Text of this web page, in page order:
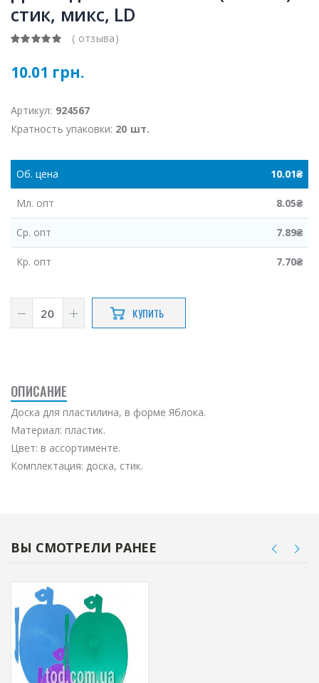
стик, микс, LD
( отзыва)
10.01 грн.
Артикул: 924567
Кратность упаковки: 20 шт.
Об. цена 10.01₴
Мл. опт 8.05₴
Ср. опт 7.89₴
Кр. опт 7.70₴
КУПИТЬ
ОПИСАНИЕ
Доска для пластилина, в форме Яблока.
Материал: пластик.
Цвет: в ассортименте.
Комплектация: доска, стик.
ВЫ СМОТРЕЛИ РАНЕЕ